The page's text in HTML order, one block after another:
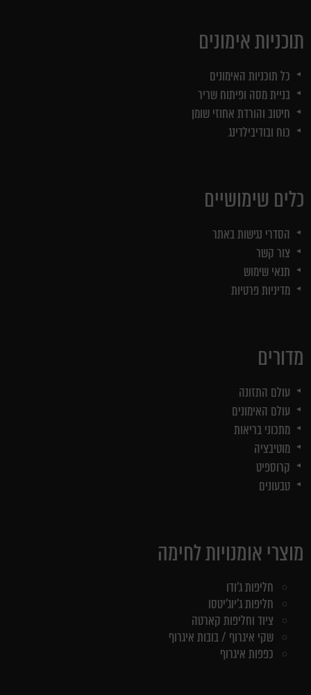
תוכניות אימונים
כל תוכניות האימונים
בניית מסה ופיתוח שריר
חיטוב והורדת אחוזי שומן
כוח ובודיבילדינג
כלים שימושיים
הסדרי נגישות באתר
צור קשר
תנאי שימוש
מדיניות פרטיות
מדורים
עולם התזונה
עולם האימונים
מתכוני בריאות
מוטיבציה
קרוספיט
טבעונים
מוצרי אומנויות לחימה
חליפות ג'ודו
חליפות ג'יוג'יטסו
ציוד וחליפות קארטה
שקי איגרוף / בובות איגרוף
כפפות איגרוף